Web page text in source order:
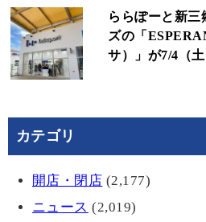
ららぽーと新三
ズの「
サ）」が7/4（
カテゴリ
開店・閉店 (2,177)
ニュース (2,019)